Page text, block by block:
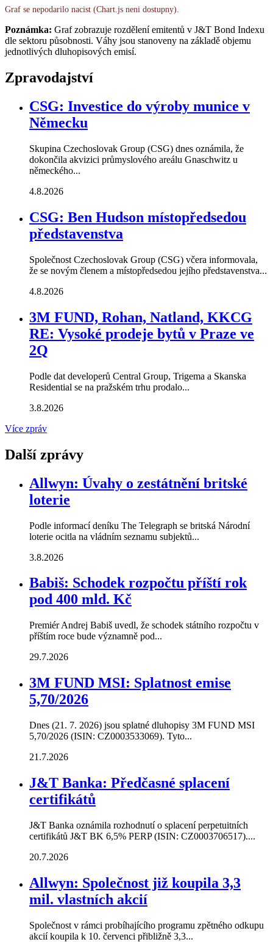
Graf se nepodarilo nacist (Chart.js neni dostupny).
Poznámka: Graf zobrazuje rozdělení emitentů v J&T Bond Indexu
dle sektoru působnosti. Váhy jsou stanoveny na základě objemu
jednotlivých dluhopisových emisí.
Zpravodajství
CSG: Investice do výroby munice v
Německu
Skupina Czechoslovak Group (CSG) dnes oznámila, že
dokončila akvizici průmyslového areálu Gnaschwitz u
německého...
4.8.2026
CSG: Ben Hudson místopředsedou
představenstva
Společnost Czechoslovak Group (CSG) včera informovala,
že se novým členem a místopředsedou jejího představenstva...
4.8.2026
3M FUND, Rohan, Natland, KKCG
RE: Vysoké prodeje bytů v Praze ve
2Q
Podle dat developerů Central Group, Trigema a Skanska
Residential se na pražském trhu prodalo...
3.8.2026
Více zpráv
Další zprávy
Allwyn: Úvahy o zestátnění britské
loterie
Podle informací deníku The Telegraph se britská Národní
loterie ocitla na vládním seznamu subjektů...
3.8.2026
Babiš: Schodek rozpočtu příští rok
pod 400 mld. Kč
Premiér Andrej Babiš uvedl, že schodek státního rozpočtu v
příštím roce bude významně pod...
29.7.2026
3M FUND MSI: Splatnost emise
5,70/2026
Dnes (21. 7. 2026) jsou splatné dluhopisy 3M FUND MSI
5,70/2026 (ISIN: CZ0003533069). Tyto...
21.7.2026
J&T Banka: Předčasné splacení
certifikátů
J&T Banka oznámila rozhodnutí o splacení perpetuitních
certifikátů J&T BK 6,5% PERP (ISIN: CZ0003706517)....
20.7.2026
Allwyn: Společnost již koupila 3,3
mil. vlastních akcií
Společnost v rámci probíhajícího programu zpětného odkupu
akcií koupila k 10. červenci přibližně 3,3...